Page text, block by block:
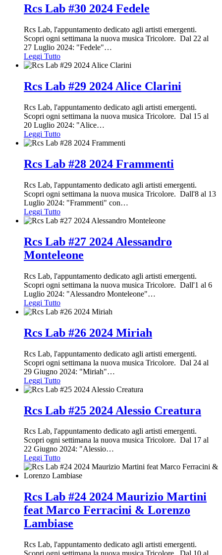
Rcs Lab #30 2024 Fedele
Rcs Lab, l'appuntamento dedicato agli artisti emergenti.
Scopri ogni settimana la nuova musica Tricolore. Dal 22 al
27 Luglio 2024: "Fedele"…
Leggi Tutto
Rcs Lab #29 2024 Alice Clarini
Rcs Lab, l'appuntamento dedicato agli artisti emergenti.
Scopri ogni settimana la nuova musica Tricolore. Dal 15 al
20 Luglio 2024: "Alice…
Leggi Tutto
Rcs Lab #28 2024 Frammenti
Rcs Lab, l'appuntamento dedicato agli artisti emergenti.
Scopri ogni settimana la nuova musica Tricolore. Dall'8 al 13
Luglio 2024: "Frammenti" con…
Leggi Tutto
Rcs Lab #27 2024 Alessandro
Monteleone
Rcs Lab, l'appuntamento dedicato agli artisti emergenti.
Scopri ogni settimana la nuova musica Tricolore. Dall'1 al 6
Luglio 2024: "Alessandro Monteleone"…
Leggi Tutto
Rcs Lab #26 2024 Miriah
Rcs Lab, l'appuntamento dedicato agli artisti emergenti.
Scopri ogni settimana la nuova musica Tricolore. Dal 24 al
29 Giugno 2024: "Miriah"…
Leggi Tutto
Rcs Lab #25 2024 Alessio Creatura
Rcs Lab, l'appuntamento dedicato agli artisti emergenti.
Scopri ogni settimana la nuova musica Tricolore. Dal 17 al
22 Giugno 2024: "Alessio…
Leggi Tutto
Rcs Lab #24 2024 Maurizio Martini
feat Marco Ferracini & Lorenzo
Lambiase
Rcs Lab, l'appuntamento dedicato agli artisti emergenti.